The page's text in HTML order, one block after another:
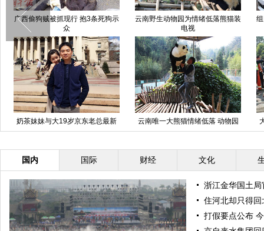
马
直击"4.07"曲靖东山煤矿透水事故
陆毅刘恺威黄晓明吴奇隆 电视
剧“皇帝”比帅(图)
组图：森碟庆生 石头参加生日宴
对话萌哭网友
英国十大神秘古老的特色迷宫
国内 国际 财经 文化
浙江金华国土
住河北却只得
打假要点公布